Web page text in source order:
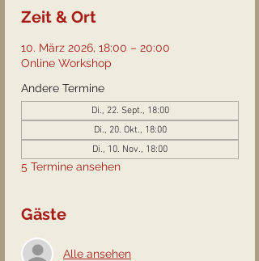
Zeit & Ort
10. März 2026, 18:00 – 20:00
Online Workshop
Andere Termine
Di., 22. Sept., 18:00
Di., 20. Okt., 18:00
Di., 10. Nov., 18:00
5 Termine ansehen
Gäste
Alle ansehen